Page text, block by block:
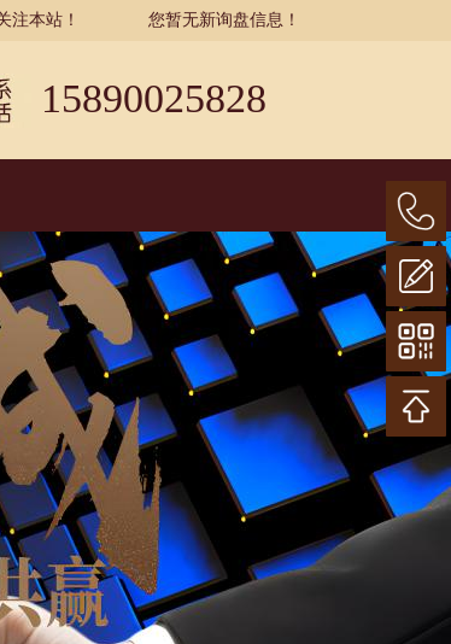
注本站！ 您暂无新询盘信息！
15890025828